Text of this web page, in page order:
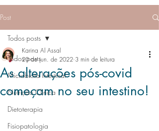
Post
Todos posts
Microbiota Intestinal
Nutrição Clínica
Dietoterapia
Fisiopatologia
Todos posts
As alterações pós-covid
começam no seu intestino!
Karina Al Assal
20 de jun. de 2022 3 min de leitura